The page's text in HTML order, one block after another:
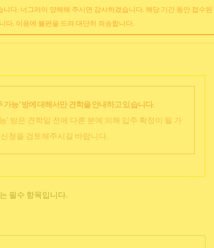
다. 너그러이 양해해 주시면 감사하겠습니다. 해당 기간 동안 접수
다. 이용에 불편을 드려 대단히 죄송합니다.
가능‘ 방에 대해서만 견학을 안내하고 있습니다.
‘ 방은 견학일 전에 다른 분에 의해 입주 확정이 될 가
청을 검토해주시길 바랍니다.
는 필수 항목입니다.